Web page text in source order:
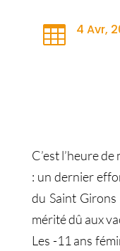
 4 Avr,
C’est l’heure
: un dernier
du Saint
mérité dû aux
Les -11 ans